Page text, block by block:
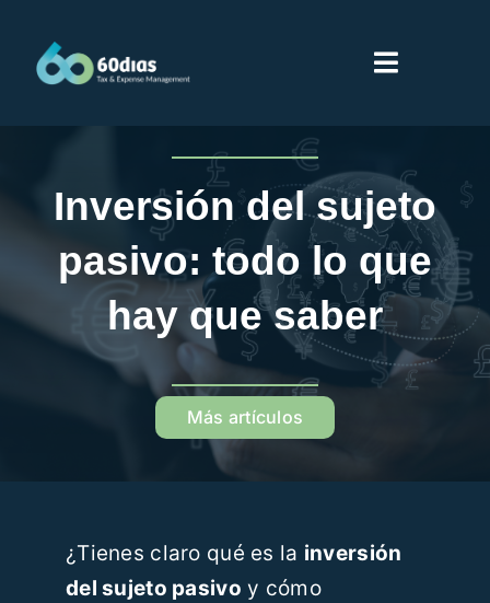
contenido
Toggle
Sobre 60dias
Inversión del sujeto
pasivo: todo lo que
hay que saber
Más artículos
¿Tienes claro qué es la inversión
del sujeto pasivo y cómo